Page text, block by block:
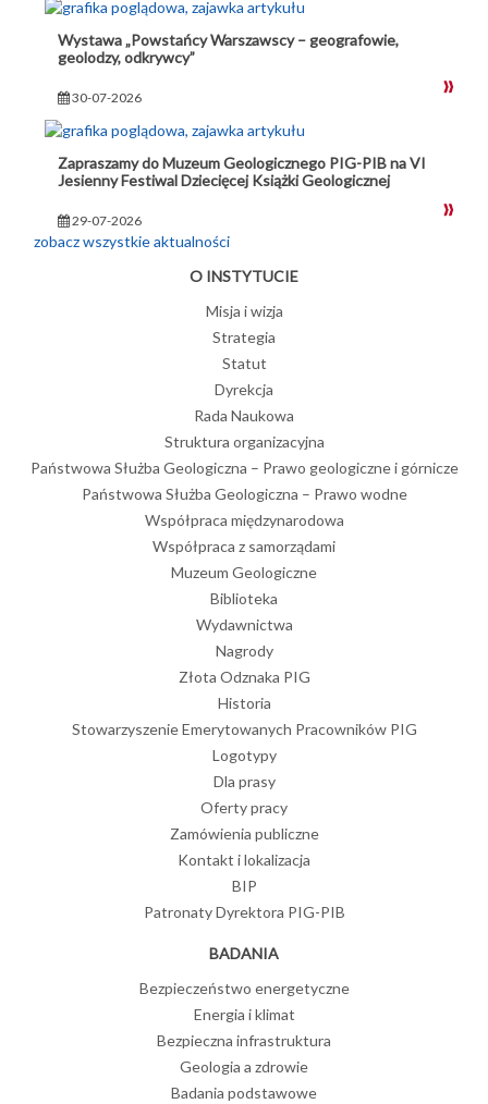
Wystawa „Powstańcy Warszawscy – geografowie,
geolodzy, odkrywcy”
30-07-2026
Zapraszamy do Muzeum Geologicznego PIG-PIB na VI
Jesienny Festiwal Dziecięcej Książki Geologicznej
29-07-2026
zobacz wszystkie aktualności
O INSTYTUCIE
Misja i wizja
Strategia
Statut
Dyrekcja
Rada Naukowa
Struktura organizacyjna
Państwowa Służba Geologiczna – Prawo geologiczne i górnicze
Państwowa Służba Geologiczna – Prawo wodne
Współpraca międzynarodowa
Współpraca z samorządami
Muzeum Geologiczne
Biblioteka
Wydawnictwa
Nagrody
Złota Odznaka PIG
Historia
Stowarzyszenie Emerytowanych Pracowników PIG
Logotypy
Dla prasy
Oferty pracy
Zamówienia publiczne
Kontakt i lokalizacja
BIP
Patronaty Dyrektora PIG-PIB
BADANIA
Bezpieczeństwo energetyczne
Energia i klimat
Bezpieczna infrastruktura
Geologia a zdrowie
Badania podstawowe